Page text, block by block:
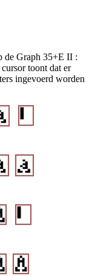
de Graph 35+E II :
cursor toont dat er
ingevoerd worden